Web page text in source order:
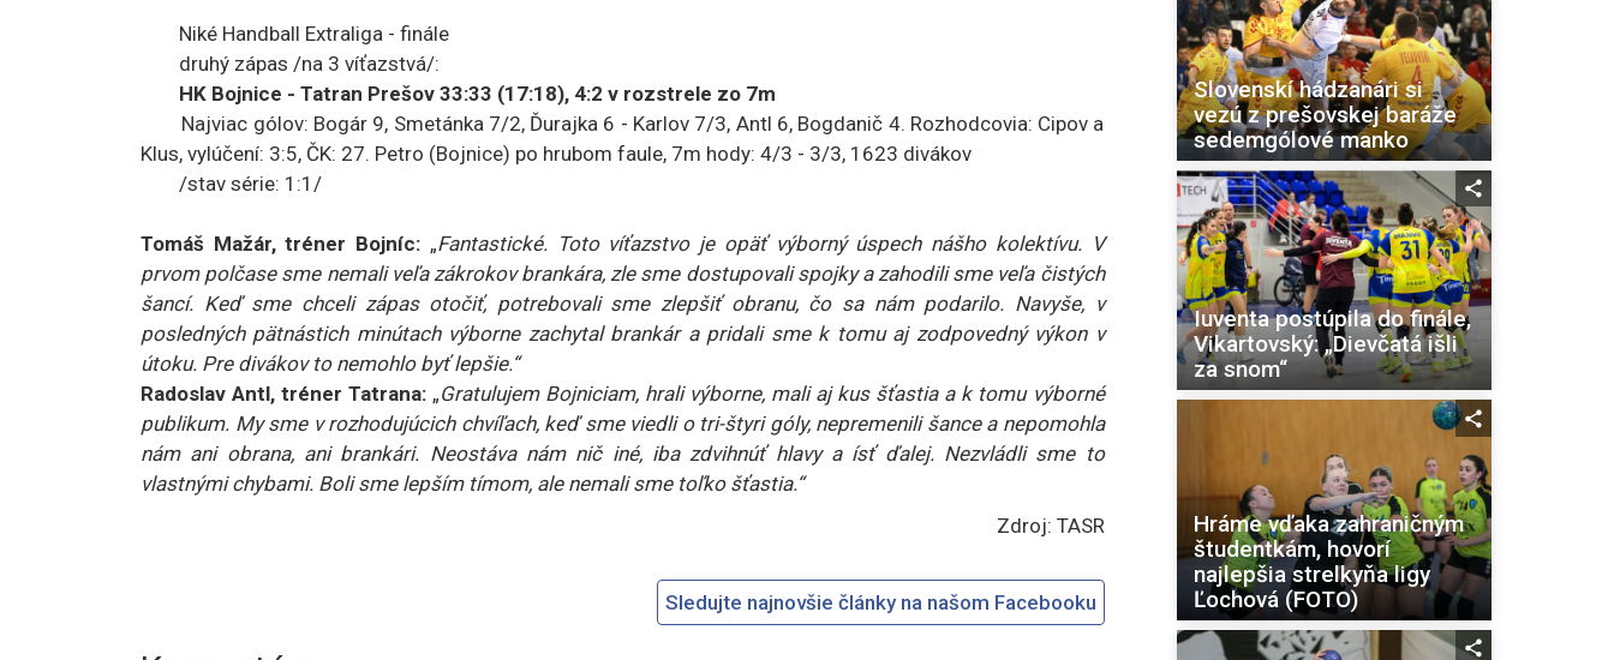
Niké Handball Extraliga - finále
druhý zápas /na 3 víťazstvá/:
HK Bojnice - Tatran Prešov 33:33 (17:18), 4:2 v rozstrele zo 7m
Najviac gólov: Bogár 9, Smetánka 7/2, Ďurajka 6 - Karlov 7/3, Antl 6, Bogdanič 4. Rozhodcovia: Cipov a
Klus, vylúčení: 3:5, ČK: 27. Petro (Bojnice) po hrubom faule, 7m hody: 4/3 - 3/3, 1623 divákov
/stav série: 1:1/
Tomáš Mažár, tréner Bojníc: „Fantastické. Toto víťazstvo je opäť výborný úspech nášho kolektívu. V
prvom polčase sme nemali veľa zákrokov brankára, zle sme dostupovali spojky a zahodili sme veľa čistých
šancí. Keď sme chceli zápas otočiť, potrebovali sme zlepšiť obranu, čo sa nám podarilo. Navyše, v
posledných pätnástich minútach výborne zachytal brankár a pridali sme k tomu aj zodpovedný výkon v
útoku. Pre divákov to nemohlo byť lepšie.“
Radoslav Antl, tréner Tatrana: „Gratulujem Bojniciam, hrali výborne, mali aj kus šťastia a k tomu výborné
publikum. My sme v rozhodujúcich chvíľach, keď sme viedli o tri-štyri góly, nepremenili šance a nepomohla
nám ani obrana, ani brankári. Neostáva nám nič iné, iba zdvihnúť hlavy a ísť ďalej. Nezvládli sme to
vlastnými chybami. Boli sme lepším tímom, ale nemali sme toľko šťastia.“
Zdroj: TASR
Sledujte najnovšie články na našom Facebooku
Slovenskí hádzanári si
vezú z prešovskej baráže
sedemgólové manko
Iuventa postúpila do finále,
Vikartovský: „Dievčatá išli
za snom“
Hráme vďaka zahraničným
študentkám, hovorí
najlepšia strelkyňa ligy
Ľochová (FOTO)